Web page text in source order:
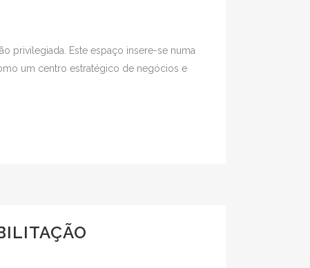
privilegiada. Este espaço insere-se numa
um centro estratégico de negócios e